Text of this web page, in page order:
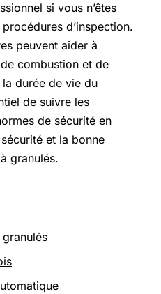
si vous n’êtes
d’inspection.
peuvent aider à
combustion et de
durée de vie du
de suivre les
de sécurité en
et la bonne
granulés.